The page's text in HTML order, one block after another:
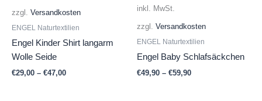
zzgl. Versandkosten
ENGEL Naturtextilien
Engel Kinder Shirt langarm
Wolle Seide
€29,00 – €47,00
inkl. MwSt.
zzgl. Versandkosten
ENGEL Naturtextilien
Engel Baby Schlafsäckchen
€49,90 – €59,90